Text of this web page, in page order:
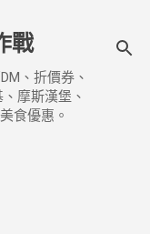
戰
、折價券、
摩斯漢堡、
食優惠。